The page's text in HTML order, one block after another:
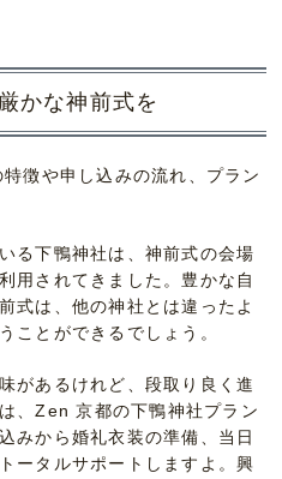
かな神前式を
徴や申し込みの流れ、プラン
る下鴨神社は、神前式の会場
用されてきました。豊かな自
式は、他の神社とは違ったよ
ことができるでしょう。
があるけれど、段取り良く進
、Zen 京都の下鴨神社プラン
みから婚礼衣装の準備、当日
ータルサポートしますよ。興